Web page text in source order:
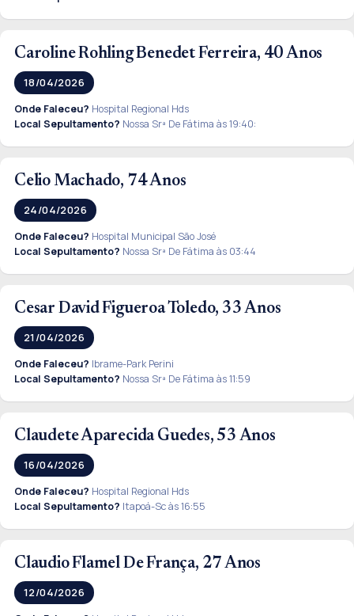
Caroline Rohling Benedet Ferreira, 40 Anos
18/04/2026
Onde Faleceu? Hospital Regional Hds
Local Sepultamento? Nossa Srª De Fátima às 19:40:
Celio Machado, 74 Anos
24/04/2026
Onde Faleceu? Hospital Municipal São José
Local Sepultamento? Nossa Srª De Fátima às 03:44
Cesar David Figueroa Toledo, 33 Anos
21/04/2026
Onde Faleceu? Ibrame-Park Perini
Local Sepultamento? Nossa Srª De Fátima às 11:59
Claudete Aparecida Guedes, 53 Anos
16/04/2026
Onde Faleceu? Hospital Regional Hds
Local Sepultamento? Itapoá-Sc às 16:55
Claudio Flamel De França, 27 Anos
12/04/2026